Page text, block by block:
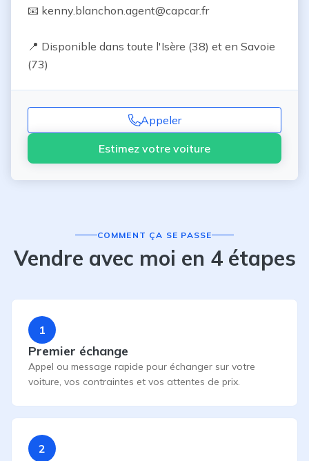
📧 kenny.blanchon.agent@capcar.fr
📍 Disponible dans toute l'Isère (38) et en Savoie
(73)
Appeler
Estimez votre voiture
COMMENT ÇA SE PASSE
Vendre avec moi en 4 étapes
1
Premier échange
Appel ou message rapide pour échanger sur votre
voiture, vos contraintes et vos attentes de prix.
2